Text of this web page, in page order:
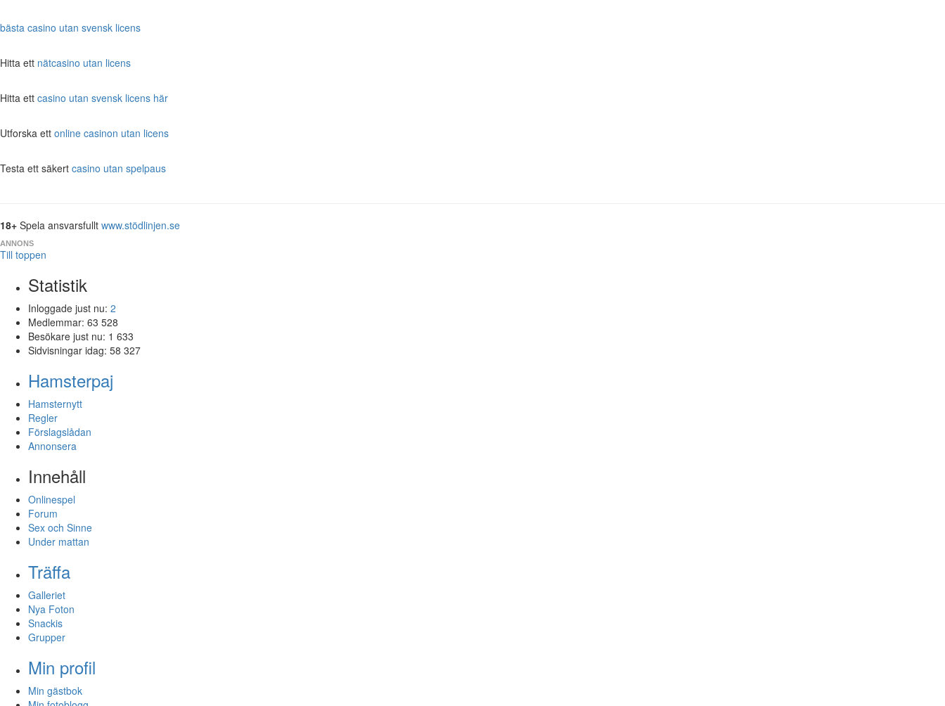
bästa casino utan svensk licens
Hitta ett nätcasino utan licens
Hitta ett casino utan svensk licens här
Utforska ett online casinon utan licens
Testa ett säkert casino utan spelpaus
18+ Spela ansvarsfullt www.stödlinjen.se
ANNONS
Till toppen
Statistik
Inloggade just nu: 2
Medlemmar: 63 528
Besökare just nu: 1 633
Sidvisningar idag: 58 327
Hamsterpaj
Hamsternytt
Regler
Förslagslådan
Annonsera
Innehåll
Onlinespel
Forum
Sex och Sinne
Under mattan
Träffa
Galleriet
Nya Foton
Snackis
Grupper
Min profil
Min gästbok